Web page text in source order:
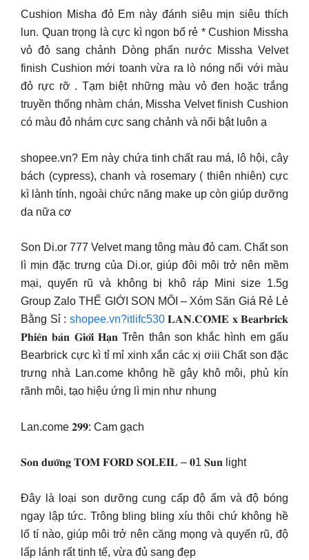
Cushion Misha đỏ Em này đánh siêu mịn siêu thích
lun. Quan trọng là cực kì ngon bổ rẻ * Cushion Missha
vỏ đỏ sang chảnh Dòng phấn nước Missha Velvet
finish Cushion mới toanh vừa ra lò nóng nổi với màu
đỏ rực rỡ . Tạm biệt những màu vỏ đen hoặc trắng
truyền thống nhàm chán, Missha Velvet finish Cushion
có màu đỏ nhám cực sang chảnh và nổi bật luôn ạ
shopee.vn? Em này chứa tinh chất rau má, lô hội, cây
bách (cypress), chanh và rosemary ( thiên nhiên) cực
kì lành tính, ngoài chức năng make up còn giúp dưỡng
da nữa cơ
Son Di.or 777 Velvet mang tông màu đỏ cam. Chất son
lì mịn đặc trưng của Di.or, giúp đôi môi trở nên mềm
mại, quyến rũ và không bị khô ráp Mini size 1.5g
Group Zalo THẾ GIỚI SON MÔI – Xóm Săn Giá Rẻ Lẻ
Bằng Sỉ : shopee.vn?itlifc530𝐋𝐀𝐍.𝐂𝐎𝐌𝐄 𝐱 𝐁𝐞𝐚𝐫𝐛𝐫𝐢𝐜𝐤
𝐏𝐡𝐢𝐞̂𝐧 𝐛𝐚̉𝐧 𝐆𝐢𝐨̛́𝐢 𝐇𝐚̣𝐧 Trên thân son khắc hình em gấu
Bearbrick cực kì tỉ mỉ xinh xắn các xị ơiii Chất son đặc
trưng nhà Lan.come không hề gây khô môi, phủ kín
rãnh môi, tạo hiệu ứng lì mịn như nhung
Lan.come 𝟐𝟗𝟗: Cam gạch
𝐒𝐨𝐧 𝐝𝐮̛𝐨̛̃𝐧𝐠 𝐓𝐎𝐌 𝐅𝐎𝐑𝐃 𝐒𝐎𝐋𝐄𝐈𝐋 – 𝟎1 𝐒𝐮𝐧 light
Đây là loại son dưỡng cung cấp độ ẩm và độ bóng
ngay lập tức. Trông bling bling xíu thôi chứ không hề
lố tí nào, giúp môi trở nên căng mọng và quyến rũ, độ
lấp lánh rất tinh tế, vừa đủ sang đẹp